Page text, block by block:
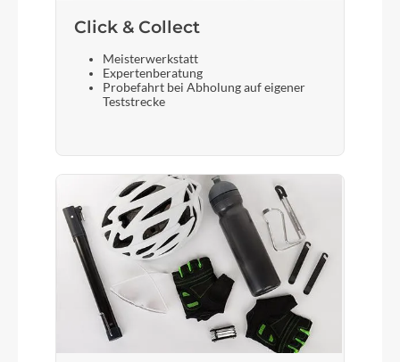
KTM Tour (carry more)
Schalthebel
Shimano Deore M5130-10 LG Display
Steuersatz
ACROS AICR internal 1.1/8"-1.5" angle limit
Sattel
Selle Royal Lookin
Gabel
Click & Collect
Meisterwerkstatt
Expertenberatung
Probefahrt bei Abholung auf eigener
Teststrecke